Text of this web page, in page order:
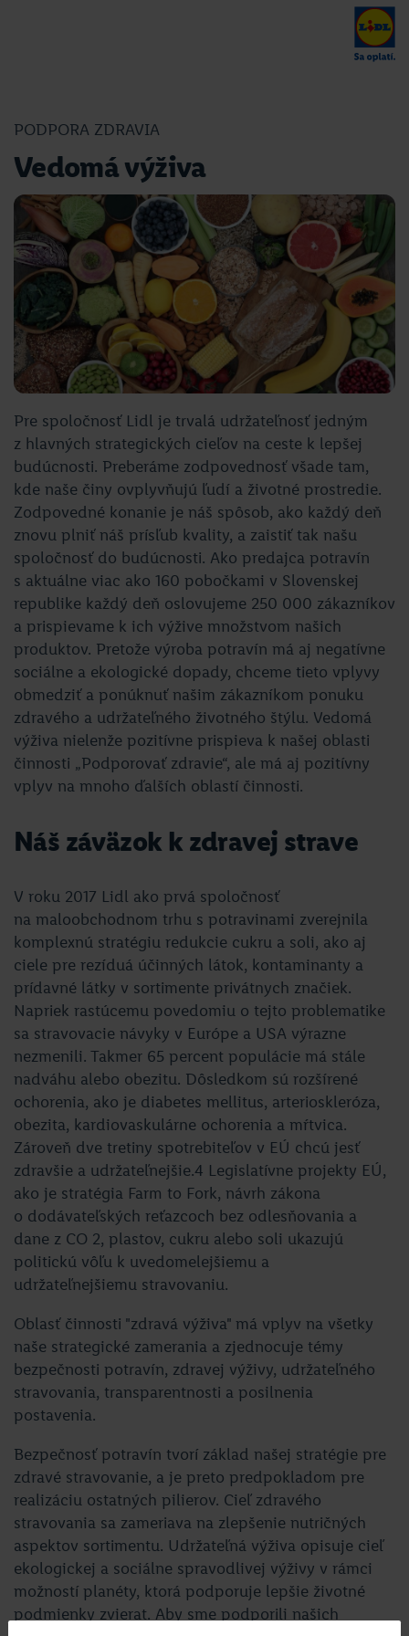
PODPORA ZDRAVIA
Vedomá výživa
Pre spoločnosť Lidl je trvalá udržateľnosť jedným
z hlavných strategických cieľov na ceste k lepšej
budúcnosti. Preberáme zodpovednosť všade tam,
kde naše činy ovplyvňujú ľudí a životné prostredie.
Zodpovedné konanie je náš spôsob, ako každý deň
znovu plniť náš prísľub kvality, a zaistiť tak našu
spoločnosť do budúcnosti. Ako predajca potravín
s aktuálne viac ako 160 pobočkami v Slovenskej
republike každý deň oslovujeme 250 000 zákazníkov
a prispievame k ich výžive množstvom našich
produktov. Pretože výroba potravín má aj negatívne
sociálne a ekologické dopady, chceme tieto vplyvy
obmedziť a ponúknuť našim zákazníkom ponuku
zdravého a udržateľného životného štýlu. Vedomá
výživa nielenže pozitívne prispieva k našej oblasti
činnosti „Podporovať zdravie“, ale má aj pozitívny
vplyv na mnoho ďalších oblastí činnosti.
Náš záväzok k zdravej strave
V roku 2017 Lidl ako prvá spoločnosť
na maloobchodnom trhu s potravinami zverejnila
komplexnú stratégiu redukcie cukru a soli, ako aj
ciele pre rezíduá účinných látok, kontaminanty a
prídavné látky v sortimente privátnych značiek.
Napriek rastúcemu povedomiu o tejto problematike
sa stravovacie návyky v Európe a USA výrazne
nezmenili. Takmer 65 percent populácie má stále
nadváhu alebo obezitu. Dôsledkom sú rozšírené
ochorenia, ako je diabetes mellitus, arterioskleróza,
obezita, kardiovaskulárne ochorenia a mŕtvica.
Zároveň dve tretiny spotrebiteľov v EÚ chcú jesť
zdravšie a udržateľnejšie.4 Legislatívne projekty EÚ,
ako je stratégia Farm to Fork, návrh zákona
o dodávateľských reťazcoch bez odlesňovania a
dane z CO 2, plastov, cukru alebo soli ukazujú
politickú vôľu k uvedomelejšiemu a
udržateľnejšiemu stravovaniu.
Oblasť činnosti "zdravá výživa" má vplyv na všetky
naše strategické zamerania a zjednocuje témy
bezpečnosti potravín, zdravej výživy, udržateľného
stravovania, transparentnosti a posilnenia
postavenia.
Bezpečnosť potravín tvorí základ našej stratégie pre
zdravé stravovanie, a je preto predpokladom pre
realizáciu ostatných pilierov. Cieľ zdravého
stravovania sa zameriava na zlepšenie nutričných
aspektov sortimentu. Udržateľná výživa opisuje cieľ
ekologickej a sociálne spravodlivej výživy v rámci
možností planéty, ktorá podporuje lepšie životné
podmienky zvierat. Aby sme podporili našich